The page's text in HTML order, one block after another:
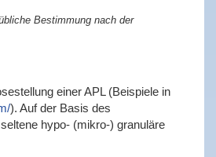
Bestimmung nach der
einer APL (Beispiele in
). Auf der Basis des
hypo- (mikro-) granuläre